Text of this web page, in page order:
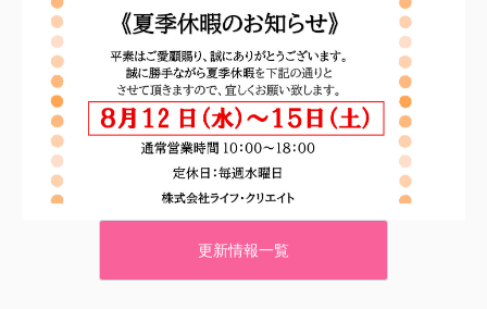
更新情報一覧